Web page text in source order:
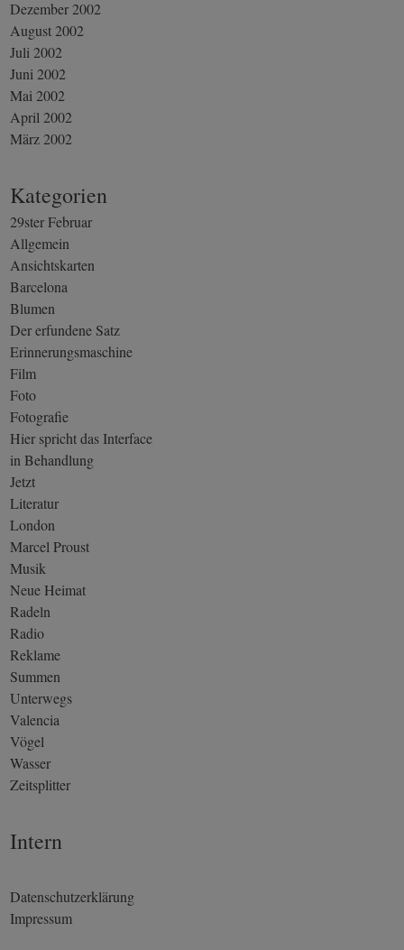
Dezember 2002
August 2002
Juli 2002
Juni 2002
Mai 2002
April 2002
März 2002
Kategorien
29ster Februar
Allgemein
Ansichtskarten
Barcelona
Blumen
Der erfundene Satz
Erinnerungsmaschine
Film
Foto
Fotografie
Hier spricht das Interface
in Behandlung
Jetzt
Literatur
London
Marcel Proust
Musik
Neue Heimat
Radeln
Radio
Reklame
Summen
Unterwegs
Valencia
Vögel
Wasser
Zeitsplitter
Intern
Datenschutzerklärung
Impressum